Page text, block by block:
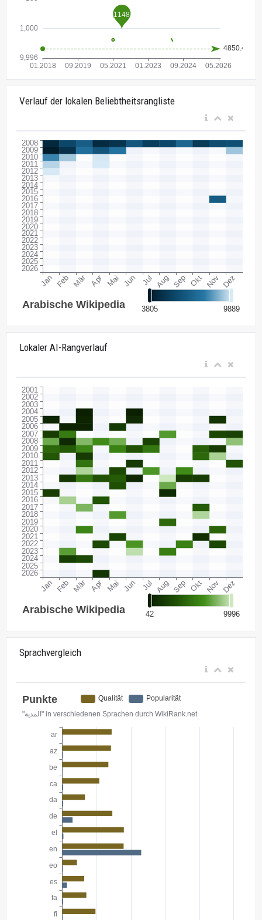
Verlauf der lokalen Beliebtheitsrangliste
Lokaler AI-Rangverlauf
Sprachvergleich